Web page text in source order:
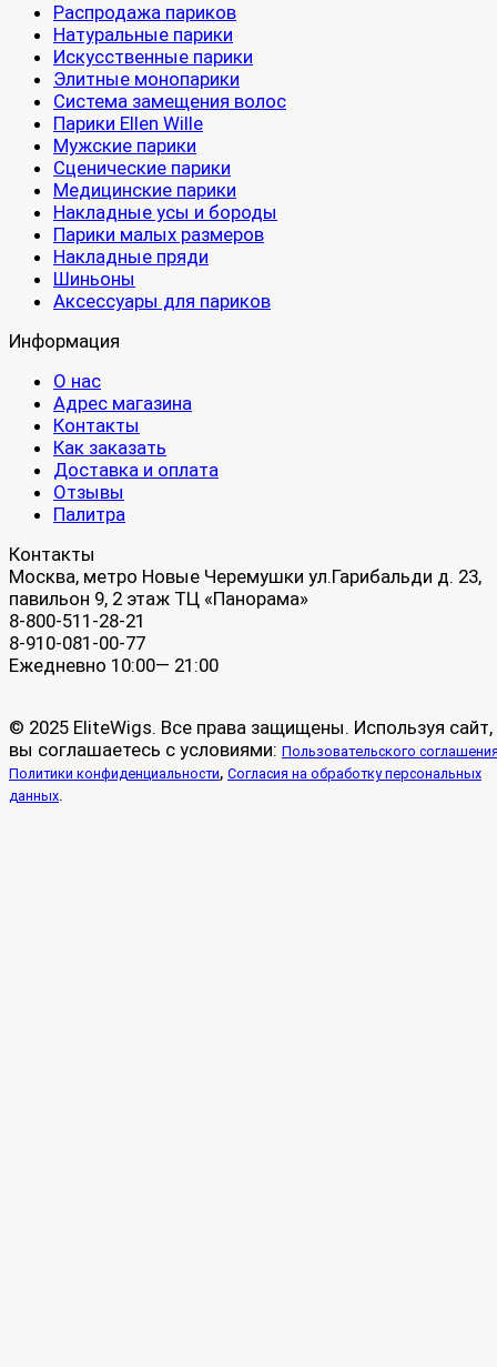
Распродажа париков
Натуральные парики
Искусственные парики
Элитные монопарики
Система замещения волос
Парики Ellen Wille
Мужские парики
Сценические парики
Медицинские парики
Накладные усы и бороды
Парики малых размеров
Накладные пряди
Шиньоны
Аксессуары для париков
Информация
О нас
Адрес магазина
Контакты
Как заказать
Доставка и оплата
Отзывы
Палитра
Контакты
Москва, метро Новые Черемушки ул.Гарибальди д. 23,
павильон 9, 2 этаж ТЦ «Панорама»
8-800-511-28-21
8-910-081-00-77
Ежедневно 10:00— 21:00
© 2025 EliteWigs. Все права защищены. Используя сайт,
вы соглашаетесь с условиями: Пользовательского
Политики конфиденциальности, Согласия на обработку персональных
данных.